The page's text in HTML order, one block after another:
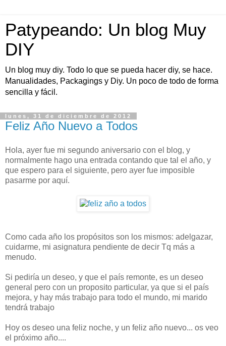
Patypeando: Un blog Muy
DIY
Un blog muy diy. Todo lo que se pueda hacer diy, se hace.
Manualidades, Packagings y Diy. Un poco de todo de forma
sencilla y fácil.
lunes, 31 de diciembre de 2012
Feliz Año Nuevo a Todos
Hola, ayer fue mi segundo aniversario con el blog, y
normalmente hago una entrada contando que tal el año, y
que espero para el siguiente, pero ayer fue imposible
pasarme por aquí.
Como cada año los propósitos son los mismos: adelgazar,
cuidarme, mi asignatura pendiente de decir Tq más a
menudo.
Si pediría un deseo, y que el país remonte, es un deseo
general pero con un proposito particular, ya que si el país
mejora, y hay más trabajo para todo el mundo, mi marido
tendrá trabajo
Hoy os deseo una feliz noche, y un feliz año nuevo... os veo
el próximo año....